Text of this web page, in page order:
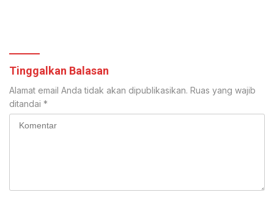
Tinggalkan Balasan
Alamat email Anda tidak akan dipublikasikan. Ruas yang wajib
ditandai *